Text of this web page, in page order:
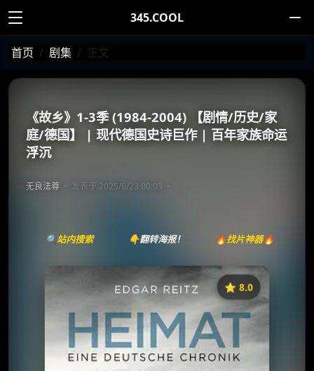
345.COOL
首页 剧集 正文
《故乡》1-3季 (1984-2004) 【剧情/历史/家
庭/德国】 | 现代德国史诗巨作 | 百年家族命运
浮沉
无良法尊 发表于 2025/6/23 00:03
🔍站内搜索 👇翻转海报！ 🔥找片神器🔥
⭐️ 8.0
《故乡》
⭐
收藏
⭐️ 评分：8.0 | 🎬 1984年
✅ 已完结